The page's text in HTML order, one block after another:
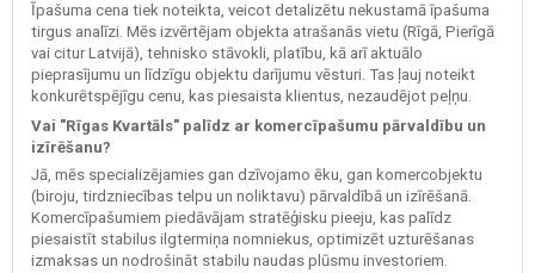
Īpašuma cena tiek noteikta, veicot detalizētu nekustamā īpašuma
tirgus analīzi. Mēs izvērtējam objekta atrašanās vietu (Rīgā, Pierīgā
vai citur Latvijā), tehnisko stāvokli, platību, kā arī aktuālo
pieprasījumu un līdzīgu objektu darījumu vēsturi. Tas ļauj noteikt
konkurētspējīgu cenu, kas piesaista klientus, nezaudējot peļņu.
Vai "Rīgas Kvartāls" palīdz ar komercīpašumu pārvaldību un
izīrēšanu?
Jā, mēs specializējamies gan dzīvojamo ēku, gan komercobjektu
(biroju, tirdzniecības telpu un noliktavu) pārvaldībā un izīrēšanā.
Komercīpašumiem piedāvājam stratēģisku pieeju, kas palīdz
piesaistīt stabilus ilgtermiņa nomniekus, optimizēt uzturēšanas
izmaksas un nodrošināt stabilu naudas plūsmu investoriem.